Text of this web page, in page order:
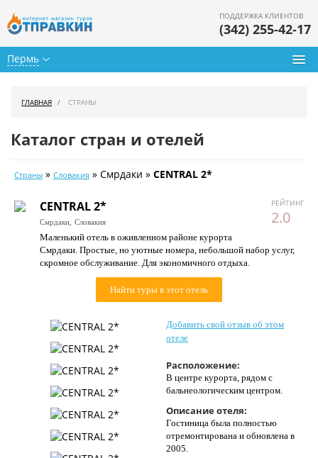
Пермь
ПОДДЕРЖКА КЛИЕНТОВ
(342) 255-42-17
Календарь туров
Цены дня
Страны
Как купить
Контакты
ГЛАВНАЯ СТРАНЫ
Каталог стран и отелей
Страны » Словакия » Смрдаки » CENTRAL 2*
РЕЙТИНГ
2.0
CENTRAL 2*
Смрдаки, Словакия
Маленький отель в оживленном районе курорта
Смрдаки. Простые, но уютные номера, небольшой набор услуг,
скромное обслуживание. Для экономичного отдыха.
Найти туры в этот отель
Добавить свой отзыв об этом
отеле
Расположение:
В центре курорта, рядом с
бальнеологическим центром.
Описание отеля:
Гостиница была полностью
отремонтирована и обновлена в
2005.